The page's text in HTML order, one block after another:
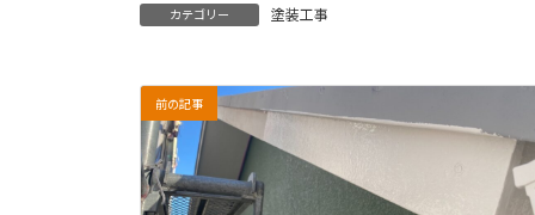
カテゴリー 塗装工事
前の記事